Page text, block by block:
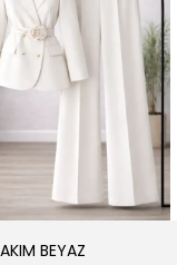
BEYAZ